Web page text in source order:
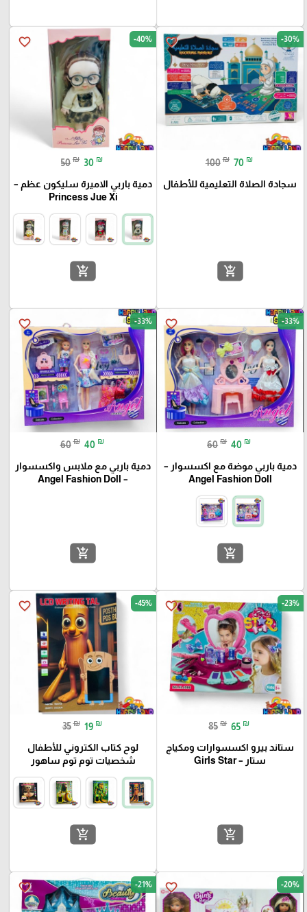
favorite_border -30%
100 ₪ 70 ₪
سجادة الصلاة التعليمية للأطفال
add_shopping_cart
favorite_border -40%
50 ₪ 30 ₪
دمية باربي الاميرة سليكون عظم –
Princess Jue Xi
add_shopping_cart
favorite_border -33%
60 ₪ 40 ₪
دمية باربي موضة مع اكسسوار –
Angel Fashion Doll
add_shopping_cart
favorite_border -33%
60 ₪ 40 ₪
دمية باربي مع ملابس واكسسوار
– Angel Fashion Doll
add_shopping_cart
favorite_border -23%
85 ₪ 65 ₪
ستاند بيرو اكسسوارات ومكياج
ستار – Girls Star
add_shopping_cart
favorite_border -45%
35 ₪ 19 ₪
لوح كتاب الكتروني للأطفال
شخصيات توم توم ساهور
add_shopping_cart
favorite_border -20%
favorite_border -21%